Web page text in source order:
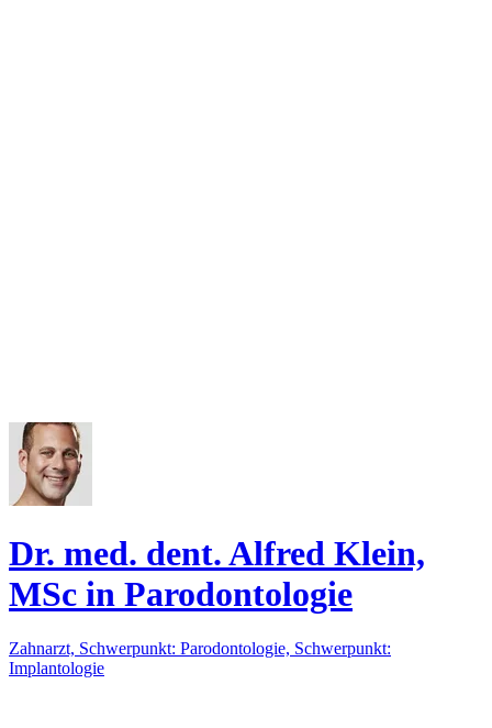
Dr. med. dent. Alfred Klein,
MSc in Parodontologie
Zahnarzt, Schwerpunkt: Parodontologie, Schwerpunkt:
Implantologie